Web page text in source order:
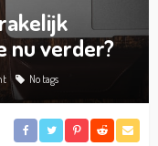
nu verder?
No tags